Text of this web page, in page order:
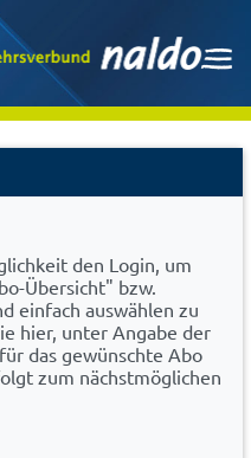
den Login, um
Übersicht" bzw.
einfach auswählen zu
hier, unter Angabe der
das gewünschte Abo
zum nächstmöglichen